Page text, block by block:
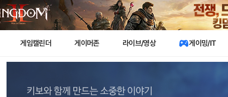
게임캘린더 게이머존 라이브/영상 게이밍/IT